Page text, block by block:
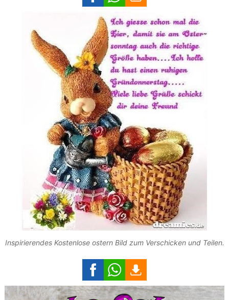
Inspirierendes Kostenlose ostern Bild zum Verschicken und Teilen.